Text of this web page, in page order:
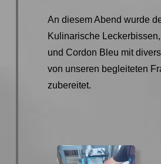
An diesem Abend wurde
Kulinarische
und Cordon Bleu mit
von unseren begleiteten
zubereitet.